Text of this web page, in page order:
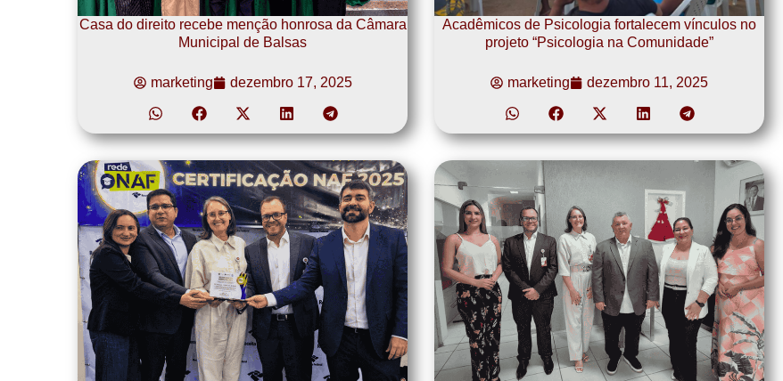
Casa do direito recebe menção honrosa da Câmara
Municipal de Balsas
marketing dezembro 17, 2025
Acadêmicos de Psicologia fortalecem vínculos no
projeto “Psicologia na Comunidade”
marketing dezembro 11, 2025